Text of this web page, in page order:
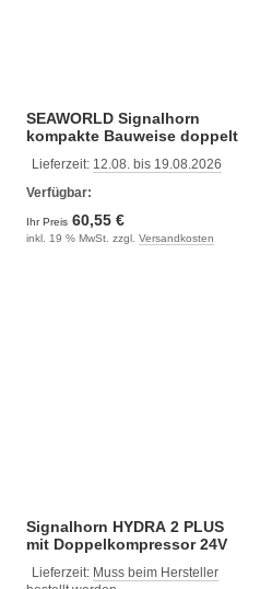
SEAWORLD Signalhorn
kompakte Bauweise doppelt
Lieferzeit: 12.08. bis 19.08.2026
Verfügbar:
Ihr Preis 60,55 €
inkl. 19 % MwSt. zzgl. Versandkosten
Signalhorn HYDRA 2 PLUS
mit Doppelkompressor 24V
Lieferzeit: Muss beim Hersteller